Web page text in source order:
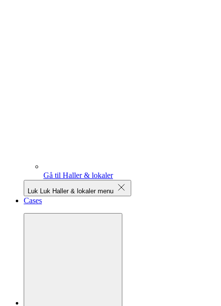
Gå til Haller & lokaler
Luk Luk Haller & lokaler menu
Cases